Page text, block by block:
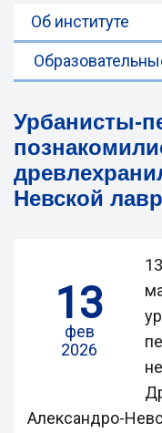
Об институте
Урбанисты-
Невской
13
фев
2026
Александро-